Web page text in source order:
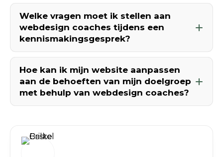
Welke vragen moet ik stellen aan
webdesign coaches tijdens een
kennismakingsgesprek?
Hoe kan ik mijn website aanpassen
aan de behoeften van mijn doelgroep
met behulp van webdesign coaches?